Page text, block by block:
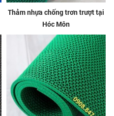
Thảm nhựa chống trơn trượt tại
Hóc Môn